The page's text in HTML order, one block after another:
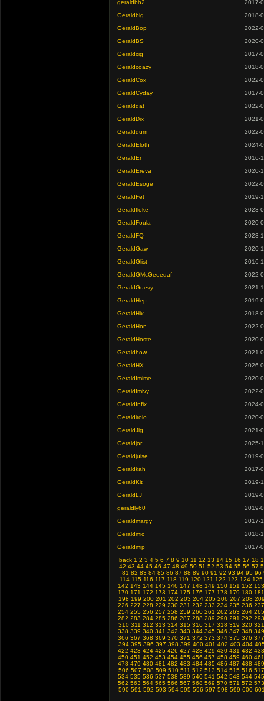
geraldbh2
2017-
Geraldbig
2018-
GeraldBop
2022-
GeraldBS
2020-
Geraldcig
2017-
Geraldcoazy
2018-
GeraldCox
2022-
GeraldCyday
2017-
Geralddat
2022-
GeraldDix
2021-
Geralddum
2022-
GeraldEloth
2024-
GeraldEr
2016-
GeraldEreva
2020-
GeraldEsoge
2022-
GeraldFet
2019-
Geraldfloke
2023-
GeraldFoula
2020-
GeraldFQ
2023-
GeraldGaw
2020-
GeraldGlist
2016-
GeraldGMcGeeedaf
2022-
GeraldGuevy
2021-
GeraldHep
2019-
GeraldHix
2018-
GeraldHon
2022-
GeraldHoste
2020-
Geraldhow
2021-
GeraldHX
2026-
GeraldImime
2020-
GeraldImivy
2022-
GeraldInfix
2024-
Geraldirolo
2020-
GeraldJig
2021-
Geraldjor
2025-
Geraldjuise
2019-
Geraldkah
2017-
GeraldKit
2019-
GeraldLJ
2019-
geraldly60
2019-
Geraldmargy
2017-
Geraldmic
2018-
Geraldmip
2017-
back 1 2 3 4 5 6 7 8 9 10 11 12 13 14 15 16 17 18
42 43 44 45 46 47 48 49 50 51 52 53 54 55 56 57
81 82 83 84 85 86 87 88 89 90 91 92 93 94 95 96
114 115 116 117 118 119 120 121 122 123 124 125
142 143 144 145 146 147 148 149 150 151 152 153
170 171 172 173 174 175 176 177 178 179 180 181
198 199 200 201 202 203 204 205 206 207 208
226 227 228 229 230 231 232 233 234 235 236 237
254 255 256 257 258 259 260 261 262 263 264 265
282 283 284 285 286 287 288 289 290 291 292 293
310 311 312 313 314 315 316 317 318 319 320 321
338 339 340 341 342 343 344 345 346 347 348 349
366 367 368 369 370 371 372 373 374 375 376 377
394 395 396 397 398 399 400 401 402 403 404
422 423 424 425 426 427 428 429 430 431 432 433
450 451 452 453 454 455 456 457 458 459 460 461
478 479 480 481 482 483 484 485 486 487 488 489
506 507 508 509 510 511 512 513 514 515 516 517
534 535 536 537 538 539 540 541 542 543 544 545
562 563 564 565 566 567 568 569 570 571 572 573
590 591 592 593 594 595 596 597 598 599 600